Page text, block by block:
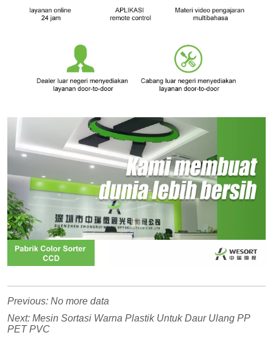
Previous:No more data
Next:Mesin Sortasi Warna Plastik Untuk Daur Ulang PP
PET PVC